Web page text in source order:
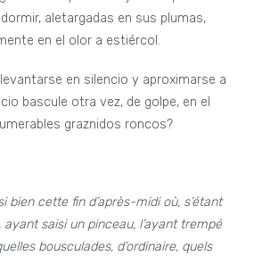
aletargadas en sus plumas,
en el olor a estiércol.
en silencio y aproximarse a
bascule otra vez, de golpe, en el
graznidos roncos?
bien cette fin d’après-midi où, s’étant
ayant saisi un pinceau, l’ayant trempé
bousculades, d’ordinaire, quels